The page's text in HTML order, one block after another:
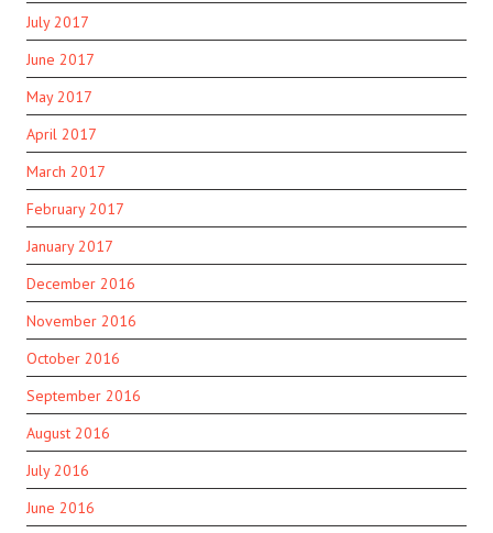
July 2017
June 2017
May 2017
April 2017
March 2017
February 2017
January 2017
December 2016
November 2016
October 2016
September 2016
August 2016
July 2016
June 2016